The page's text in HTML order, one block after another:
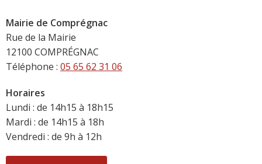
Mairie de Comprégnac
Rue de la Mairie
12100 COMPRÉGNAC
Téléphone : 05 65 62 31 06
Horaires
Lundi : de 14h15 à 18h15
Mardi : de 14h15 à 18h
Vendredi : de 9h à 12h